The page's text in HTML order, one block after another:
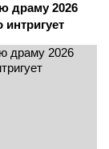
драму 2026